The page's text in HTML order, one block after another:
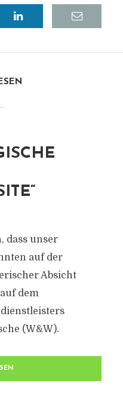
dass unser
auf der
Absicht
dem
(W&W).